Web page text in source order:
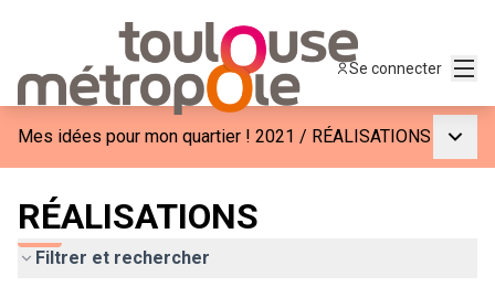
Se connecter
Mes idées pour mon quartier ! 2021 / RÉALISATIONS
RÉALISATIONS
Filtrer et rechercher